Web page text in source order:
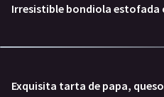
Irresistible bondiola estofada
Exquisita tarta de papa,